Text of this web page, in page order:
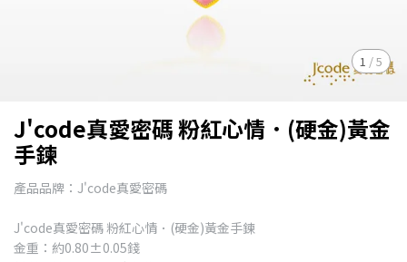
1 /5
J'code真愛密碼 粉紅心情．(硬金)黃金
手鍊
產品品牌：J'code真愛密碼
J'code真愛密碼 粉紅心情．(硬金)黃金手鍊
金重：約0.80±0.05錢